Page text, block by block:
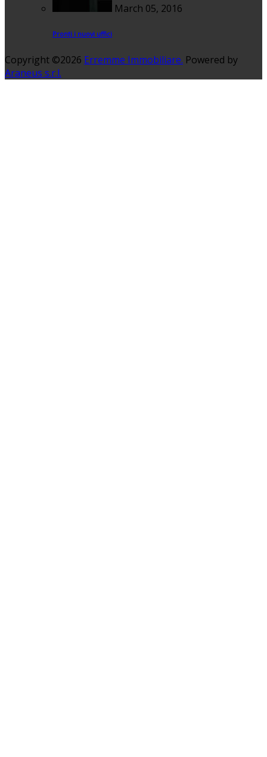
March 05, 2016
Pronti i nuovi uffici
Copyright ©2026 Erremme Immobiliare. Powered by
Araneus s.r.l.